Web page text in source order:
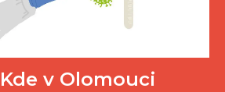
Kde v Olomouci